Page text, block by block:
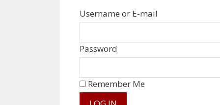
Username or E-mail
Password
Remember Me